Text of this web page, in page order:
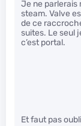
Je ne parlerais
steam. Valve
de ce
suites. Le seul
c’est portal.
Et faut pas